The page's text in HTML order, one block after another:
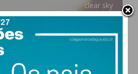
clear sky
75% humidade
MAX 19 • MIN 19